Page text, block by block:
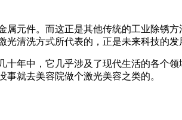
元件。而这正是其他传统的工业除锈
清洗方式所代表的，正是未来科技的发
年中，它几乎涉及了现代生活的各个
就去美容院做个激光美容之类的。